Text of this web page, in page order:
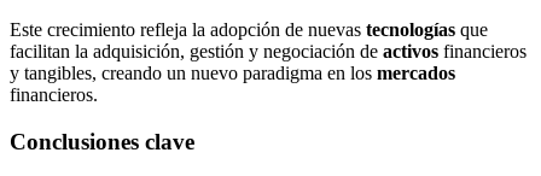
Este crecimiento refleja la adopción de nuevas tecnologías que
facilitan la adquisición, gestión y negociación de activos financieros
y tangibles, creando un nuevo paradigma en los mercados
financieros.
Conclusiones clave